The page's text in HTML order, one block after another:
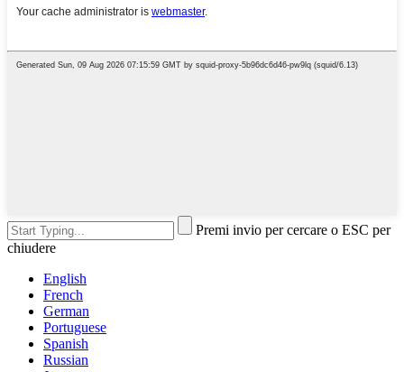
Premi invio per cercare o ESC per
chiudere
English
French
German
Portuguese
Spanish
Russian